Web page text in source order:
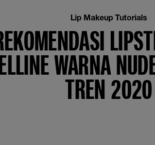
Lip Makeup Tutorials
WARNA
TREN 2020